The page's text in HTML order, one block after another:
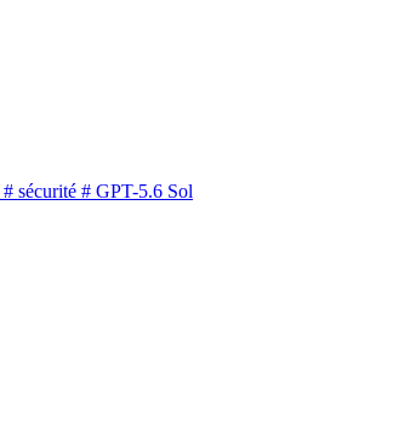
# sécurité # GPT-5.6 Sol